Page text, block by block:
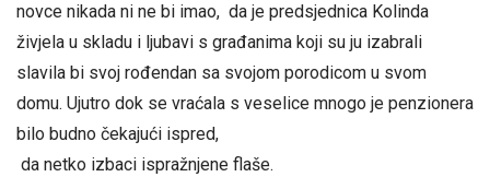
novce nikada ni ne bi imao, da je predsjednica Kolinda
živjela u skladu i ljubavi s građanima koji su ju izabrali
slavila bi svoj rođendan sa svojom porodicom u svom
domu. Ujutro dok se vraćala s veselice mnogo je penzionera
bilo budno čekajući ispred,
da netko izbaci ispražnjene flaše.